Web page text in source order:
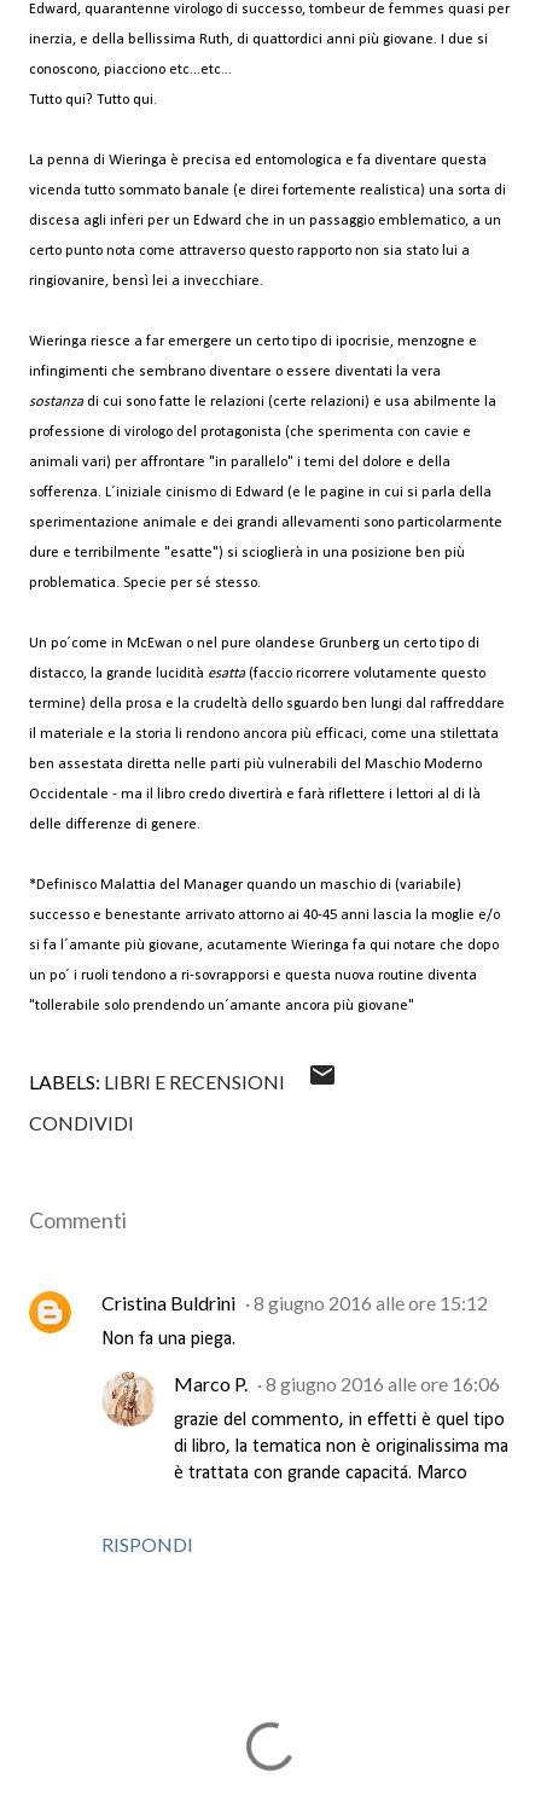
Edward, quarantenne virologo di successo, tombeur de femmes quasi per
inerzia, e della bellissima Ruth, di quattordici anni più giovane. I due si
conoscono, piacciono etc...etc...
Tutto qui? Tutto qui.
La penna di Wieringa è precisa ed entomologica e fa diventare questa
vicenda tutto sommato banale (e direi fortemente realistica) una sorta di
discesa agli inferi per un Edward che in un passaggio emblematico, a un
certo punto nota come attraverso questo rapporto non sia stato lui a
ringiovanire, bensì lei a invecchiare.
Wieringa riesce a far emergere un certo tipo di ipocrisie, menzogne e
infingimenti che sembrano diventare o essere diventati la vera
sostanzadi cui sono fatte le relazioni (certe relazioni) e usa abilmente la
professione di virologo del protagonista (che sperimenta con cavie e
animali vari) per affrontare "in parallelo" i temi del dolore e della
sofferenza. L´iniziale cinismo di Edward (e le pagine in cui si parla della
sperimentazione animale e dei grandi allevamenti sono particolarmente
dure e terribilmente "esatte") si scioglierà in una posizione ben più
problematica. Specie per sé stesso.
Un po´come in McEwan o nel pure olandese Grunberg un certo tipo di
distacco, la grande lucidità esatta(faccio ricorrere volutamente questo
termine) della prosa e la crudeltà dello sguardo ben lungi dal raffreddare
il materiale e la storia li rendono ancora più efficaci, come una stilettata
ben assestata diretta nelle parti più vulnerabili del Maschio Moderno
Occidentale - ma il libro credo divertirà e farà riflettere i lettori al di là
delle differenze di genere.
*Definisco Malattia del Manager quando un maschio di (variabile)
successo e benestante arrivato attorno ai 40-45 anni lascia la moglie e/o
si fa l´amante più giovane, acutamente Wieringa fa qui notare che dopo
un po´ i ruoli tendono a ri-sovrapporsi e questa nuova routine diventa
"tollerabile solo prendendo un´amante ancora più giovane"
LABELS: LIBRI E RECENSIONI
CONDIVIDI
Commenti
Cristina Buldrini 8 giugno 2016 alle ore 15:12
Non fa una piega.
RISPONDI
Marco P. 8 giugno 2016 alle ore 16:06
grazie del commento, in effetti è quel tipo
di libro, la tematica non è originalissima ma
è trattata con grande capacitá. Marco